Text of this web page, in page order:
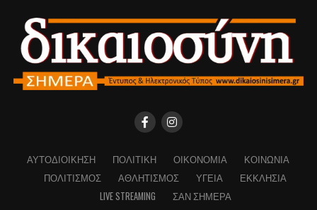
ΑΥΤΟΔΙΟΊΚΗΣΗ ΠΟΛΙΤΙΚΉ ΟΙΚΟΝΟΜΊΑ
ΚΟΙΝΩΝΊΑ
ΠΟΛΙΤΙΣΜΌΣ
ΑΘΛΗΤΙΣΜΌΣ ΥΓΕΊΑ
ΕΚΚΛΗΣΊΑ
LIVE STREAMING
ΣΑΝ ΣΉΜΕΡΑ